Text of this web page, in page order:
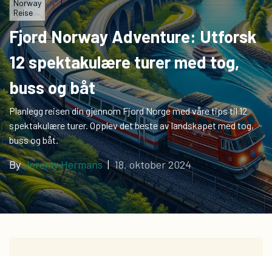
Gavekort
Norway
Reise
Fjord Norway Adventure: Utforsk
12 spektakulære turer med tog,
buss og båt
Planlegg reisen din gjennom Fjord Norge med våre tips til 12
spektakulære turer. Opplev det beste av landskapet med tog,
buss og båt.
ByJeremy Hermans|18. oktober 2024